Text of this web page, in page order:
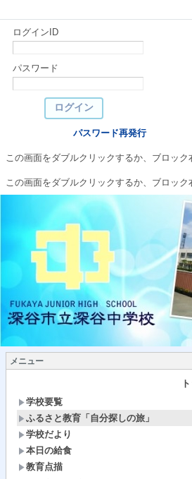
ログインID
パスワード
パスワード再発行
この画面をダブルクリックするか、ブロッ
この画面をダブルクリックするか、ブロッ
メニュー
学校要覧
ふるさと教育「自分探しの旅」
学校だより
本日の給食
教育点描